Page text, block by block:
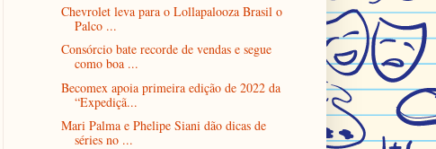
Chevrolet leva para o Lollapalooza Brasil o
Palco ...
Consórcio bate recorde de vendas e segue
como boa ...
Becomex apoia primeira edição de 2022 da
“Expediçã...
Mari Palma e Phelipe Siani dão dicas de
séries no ...